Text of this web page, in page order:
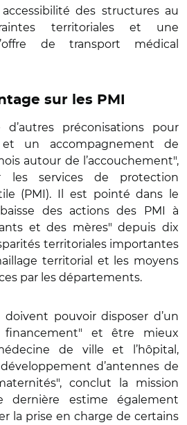
des structures au
territoriales et une
de transport médical
sur les PMI
préconisations pour
un accompagnement de
autour de l’accouchement",
les services de protection
(PMI). Il est pointé dans le
des actions des PMI à
et des mères" depuis dix
territoriales importantes
territorial et les moyens
par les départements.
doivent pouvoir disposer d’un
financement" et être mieux
de ville et l’hôpital,
d’antennes de
conclut la mission
dernière estime également
la prise en charge de certains